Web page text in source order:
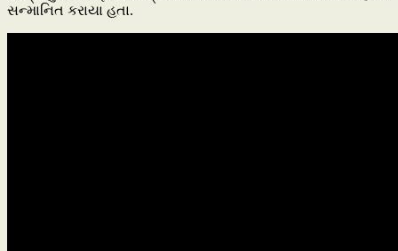
સન્માનિત કરાયા હતા.